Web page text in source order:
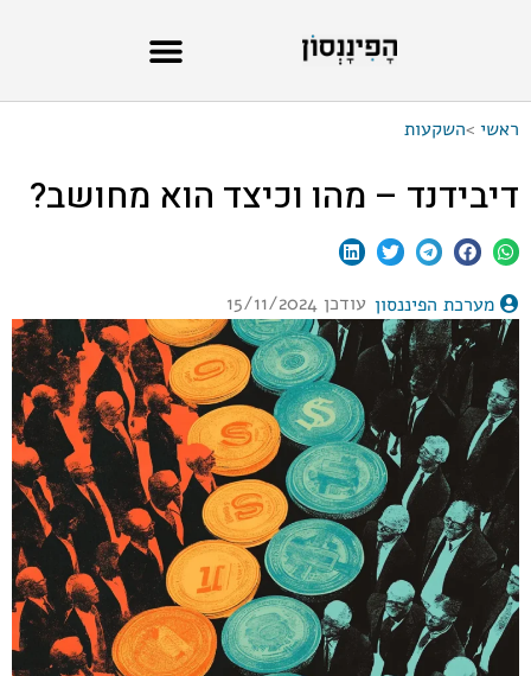
ראשי >השקעות
דיבידנד – מהו וכיצד הוא מחושב?
מערכת הפיננסון עודכן 15/11/2024